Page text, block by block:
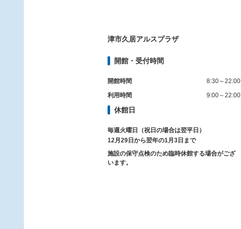
津市久居アルスプラザ
開館・受付時間
開館時間
8:30～22:00
利用時間
9:00～22:00
休館日
毎週火曜日（祝日の場合は翌平日）
12月29日から翌年の1月3日まで
施設の保守点検のため臨時休館する場合がござ
います。